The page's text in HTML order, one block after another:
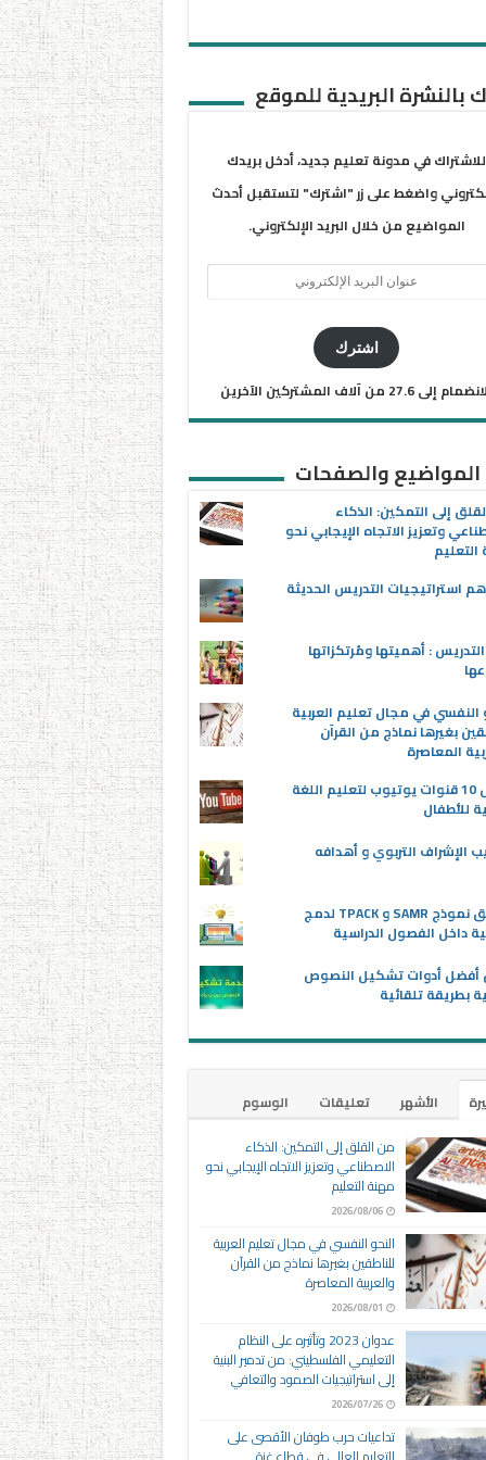
بالنشرة البريدية للموقع
للاشتراك في مدونة تعليم جديد، أدخل بريدك
واضغط على زر "اشترك" لتستقبل أحدث
المواضيع من خلال البريد الإلكتروني.
اشترك
إلى 27.6 من آلاف المشتركين الآخرين
المواضيع والصفحات
إلى التمكين: الذكاء
وتعزيز الاتجاه الإيجابي نحو
استراتيجيات التدريس الحديثة
: أهميتها ومُرتكزاتها
النفسي في مجال تعليم العربية
بغيرها نماذج من القرآن
المعاصرة
أفضل 10 قنوات يوتيوب لتعليم اللغة
للأطفال
الإشراف التربوي و أهدافه
تطبيق نموذج SAMR و TPACK لدمج
داخل الفصول الدراسية
أفضل أدوات تشكيل النصوص
بطريقة تلقائية
الأشهر تعليقات
الوسوم
من القلق إلى التمكين: الذكاء
الاصطناعي وتعزيز الاتجاه الإيجابي نحو
مهنة التعليم
2026/08/06
النحو النفسي في مجال تعليم العربية
للناطقين بغيرها نماذج من القرآن
والعربية المعاصرة
2026/08/01
عدوان 2023 وتأثيره على النظام
التعليمي الفلسطيني: من تدمير البنية
إلى استراتيجيات الصمود والتعافي
2026/07/26
تداعيات حرب طوفان الأقصى على